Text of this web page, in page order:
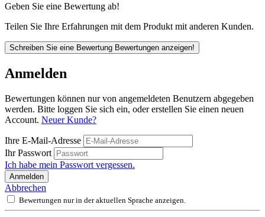
Geben Sie eine Bewertung ab!
Teilen Sie Ihre Erfahrungen mit dem Produkt mit anderen Kunden.
Schreiben Sie eine Bewertung Bewertungen anzeigen!
Anmelden
Bewertungen können nur von angemeldeten Benutzern abgegeben
werden. Bitte loggen Sie sich ein, oder erstellen Sie einen neuen
Account. Neuer Kunde?
Ihre E-Mail-Adresse
Ihr Passwort
Ich habe mein Passwort vergessen.
Anmelden
Abbrechen
Bewertungen nur in der aktuellen Sprache anzeigen.